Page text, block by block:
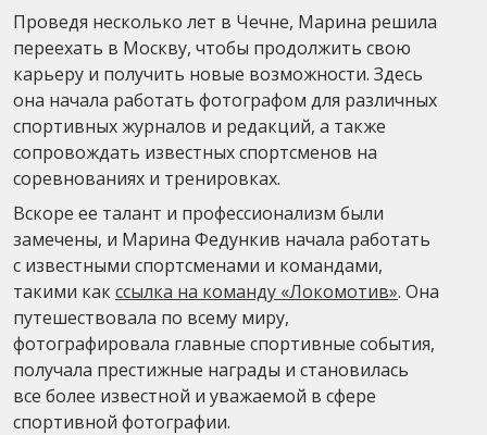
Проведя несколько лет в Чечне, Марина решила
переехать в Москву, чтобы продолжить свою
карьеру и получить новые возможности. Здесь
она начала работать фотографом для различных
спортивных журналов и редакций, а также
сопровождать известных спортсменов на
соревнованиях и тренировках.
Вскоре ее талант и профессионализм были
замечены, и Марина Федункив начала работать
с известными спортсменами и командами,
такими какссылка на команду «Локомотив». Она
путешествовала по всему миру,
фотографировала главные спортивные события,
получала престижные награды и становилась
все более известной и уважаемой в сфере
спортивной фотографии.